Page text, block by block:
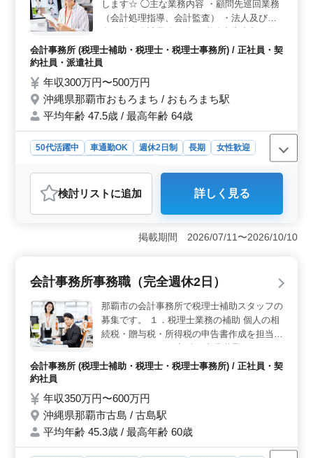
も整っており、安心して長く働ける環境です。
します☆ ◯主な業務内容 ・顧問先巡回業務
（会計処理指導、会計監査） ・法人及び個
成及び税務相談業務 ・会社設立、事業承継
等のサポート ・相続対策～相続税申告業務
TKC、弥生 他 車通勤可能 現在50歳以上も活
躍している企業です。 ぜひ今までの経験を
活かして頂ける方のご応募お待ちしておりま
す◎
会計事務所 (税理士補助・税理士・税理士事務所) / 正社員・契
約社員・派遣社員
年収300万円〜500万円
沖縄県那覇市おもろまち / おもろまち駅
平均年齢 47.5歳 / 最高年齢 64歳
50代活躍中 車通勤OK 週休2日制 長期
女性歓迎
おすすめポイント
＜業務内容の魅力＞ 顧問先巡回、税務会計、相続対策
など多彩な業務。経験・スキルを活かせます。 ＜働
きやすさ＞ 週休2日制＆車通勤可。 通勤もしやすく、
ワークライフバランスを重視した働き方も可能で
アを築けます。
検討リスト に追加 詳しく見る
掲載期間 2026/07/11〜2026/10/10
会計事務所事務職（完全週休2日）
那覇市の会計事務所で税理士補助スタッフの
募集です。 １．税理士業務の補助 個人の相
続税・贈与税・所得税の申告書作成を担当し
ティング 個人または法人のお客様に対し
のサポートもしています。 ご経験を活かし
新しいステージを築いてみませんか。
会計事務所 (税理士補助・税理士・税理士事務所) / 正社員・契
約社員
年収350万円〜600万円
沖縄県那覇市古島 / 古島駅
平均年齢 45.3歳 / 最高年齢 60歳